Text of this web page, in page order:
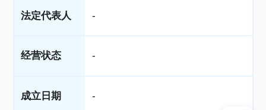
法定代表人 -
经营状态 -
成立日期 -